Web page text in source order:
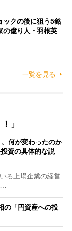
ックの後に狙う5銘
の億り人・羽根英
一覧を見る
」
何が変わったのか
資の具体的な説
る上場企業の経営
の「円資産への投